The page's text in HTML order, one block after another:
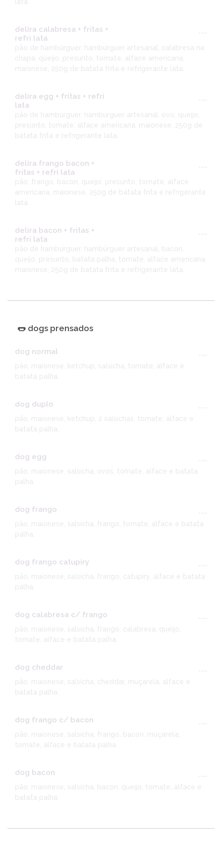
delira calabresa + fritas +
refri lata
---
pão de hambúrguer, hambúrguer artesanal, calabresa na
chapa, queijo, presunto, tomate, alface americana,
maionese, 250g de batata frita e refrigerante lata.
delira egg + fritas + refri
lata
---
presunto, tomate, alface americana, maionese, 250g de
delira frango bacon +
fritas + refri lata
---
pão, frango, bacon, queijo, presunto, tomate, alface
americana, maionese, 250g de batata frita e refrigerante
delira bacon + fritas +
refri lata
---
pão de hambúrguer, hambúrguer artesanal, bacon,
queijo, presunto, batata palha, tomate, alface americana,
maionese, 250g de batata frita e refrigerante lata.
🌭 dogs prensados
dog normal
---
pão, maionese, ketchup, salsicha, tomate, alface e
dog duplo
---
pão, maionese, ketchup, 2 salsichas, tomate, alface e
dog egg
---
pão, maionese, salsicha, ovos, tomate, alface e batata
dog frango
---
pão, maionese, salsicha, frango, tomate, alface e batata
dog frango catupiry
---
pão, maionese, salsicha, frango, catupiry, alface e batata
dog calabresa c/ frango
---
pão, maionese, salsicha, frango, calabresa, queijo,
tomate, alface e batata palha.
dog cheddar
---
pão, maionese, salsicha, cheddar, muçarela, alface e
dog frango c/ bacon
---
pão, maionese, salsicha, frango, bacon, muçarela,
tomate, alface e batata palha.
dog bacon
---
pão, maionese, salsicha, bacon, queijo, tomate, alface e